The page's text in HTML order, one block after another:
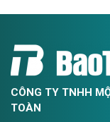
CÔNG TY TNHH
TOÀN